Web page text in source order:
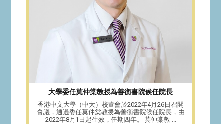
大學委任莫仲棠教授為善衡書院候任院長
香港中文大學（中大）校董會於2022年4月26日召開
會議，通過委任莫仲棠教授為善衡書院候任院長，由
2022年8月1日起生效，任期四年。 莫仲棠教 ...